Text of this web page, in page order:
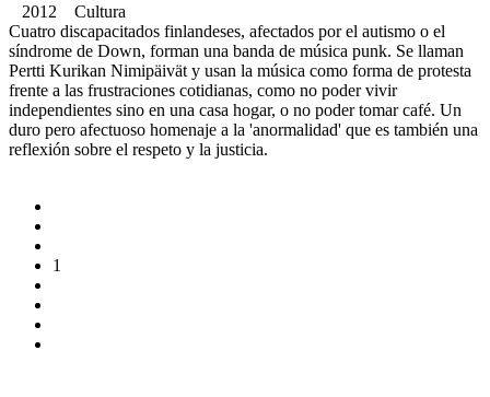
2012 Cultura
Cuatro discapacitados finlandeses, afectados por el autismo o el
síndrome de Down, forman una banda de música punk. Se llaman
Pertti Kurikan Nimipäivät y usan la música como forma de protesta
frente a las frustraciones cotidianas, como no poder vivir
independientes sino en una casa hogar, o no poder tomar café. Un
duro pero afectuoso homenaje a la 'anormalidad' que es también una
reflexión sobre el respeto y la justicia.
1